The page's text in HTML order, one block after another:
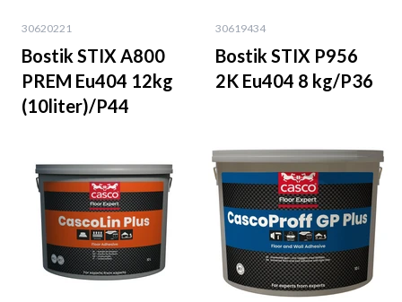
30620221
Bostik STIX A800
PREM Eu404 12kg
(10liter)/P44
30619434
Bostik STIX P956
2K Eu404 8 kg/P36